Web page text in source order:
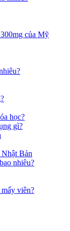
của Mỹ
học?
gì?
Bản
nhiêu?
viên?